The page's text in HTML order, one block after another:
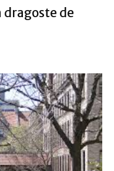
dragoste de